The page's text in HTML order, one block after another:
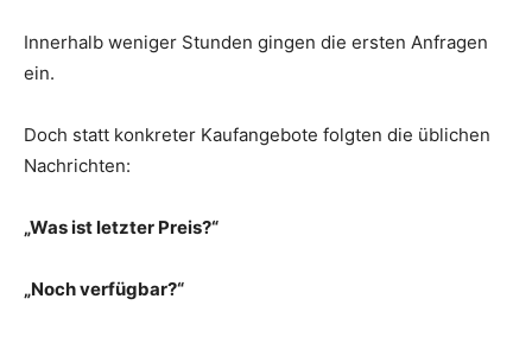
Innerhalb weniger Stunden gingen die ersten Anfragen
ein.
Doch statt konkreter Kaufangebote folgten die üblichen
Nachrichten:
„Was ist letzter Preis?“
„Noch verfügbar?“